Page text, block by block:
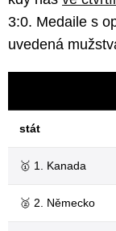
3:0. Medaile s
uvedená
stát
🥇 1. Kanada
🥈 2. Německo